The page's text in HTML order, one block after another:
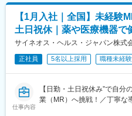
営業経験を活かして様々な
社ならではの強みです。
しています。
■エリアを跨ぐ転勤なし：
初任地希望だけでなく、エ
2ndプロジェクト以降も希望
たします。
自身の成果や頑張りが客観
また、在籍年数が増えると
【1月入社｜全国】未経験
土日祝休｜薬や医療機器で
サイネオス・ヘルス・ジャパン株式
正社員 5名以上採用 職種未経
仕事内容
【日勤・土日祝休み”で自
業（MR）へ挑戦！／丁寧な